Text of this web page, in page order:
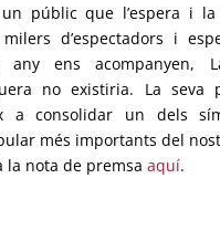
públic que l’espera i la
d’espectadors i
ens acompanyen,
no existiria. La seva
a consolidar un dels
més importants del
la nota de premsa aquí.